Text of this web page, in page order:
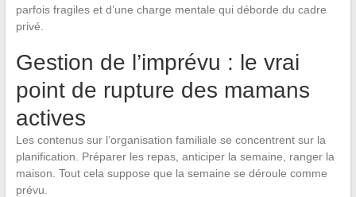
parfois fragiles et d’une charge mentale qui déborde du cadre
privé.
Gestion de l’imprévu : le vrai
point de rupture des mamans
actives
Les contenus sur l’organisation familiale se concentrent sur la
planification. Préparer les repas, anticiper la semaine, ranger la
maison. Tout cela suppose que la semaine se déroule comme
prévu.